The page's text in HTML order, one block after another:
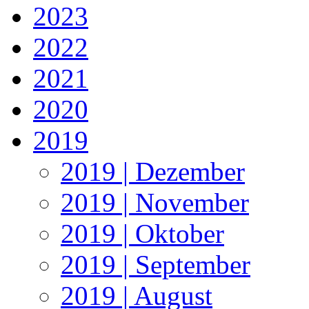
2023
2022
2021
2020
2019
2019 | Dezember
2019 | November
2019 | Oktober
2019 | September
2019 | August